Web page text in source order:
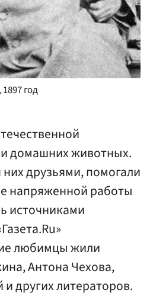
год
домашних животных.
друзьями, помогали
напряженной работы
источниками
любимцы жили
Антона Чехова,
других литераторов.